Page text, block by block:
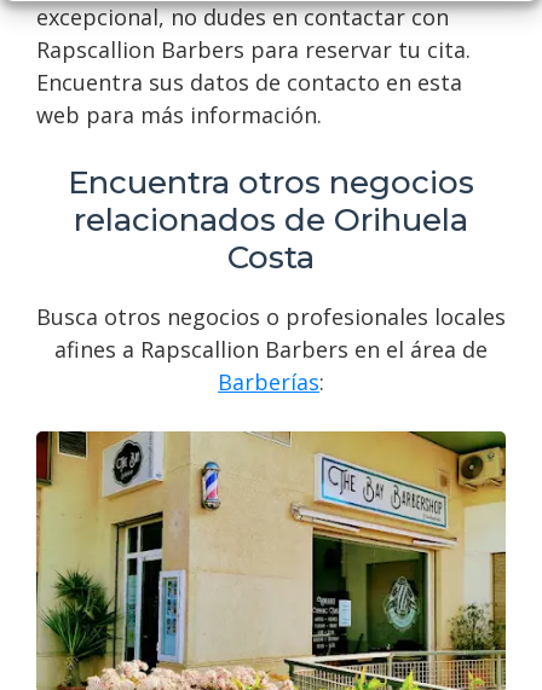
excepcional, no dudes en contactar con
Rapscallion Barbers para reservar tu cita.
Encuentra sus datos de contacto en esta
web para más información.
Encuentra otros negocios
relacionados de Orihuela
Costa
Busca otros negocios o profesionales locales
afines a Rapscallion Barbers en el área de
Barberías: